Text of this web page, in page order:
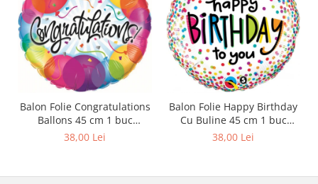
Balon Folie Congratulations
Ballons 45 cm 1 buc
DB33360
38,00 Lei
Balon Folie Happy Birthday
Cu Buline 45 cm 1 buc
DB28126
38,00 Lei